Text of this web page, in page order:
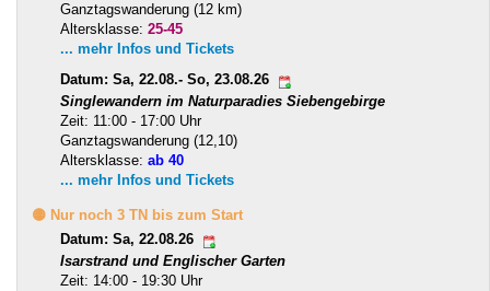
Ganztagswanderung (12 km)
Altersklasse: 25-45
... mehr Infos und Tickets
Datum: Sa, 22.08.- So, 23.08.26
Singlewandern im Naturparadies Siebengebirge
Zeit: 11:00 - 17:00 Uhr
Ganztagswanderung (12,10)
Altersklasse: ab 40
... mehr Infos und Tickets
🟡 Nur noch 3 TN bis zum Start
Datum: Sa, 22.08.26
Isarstrand und Englischer Garten
Zeit: 14:00 - 19:30 Uhr